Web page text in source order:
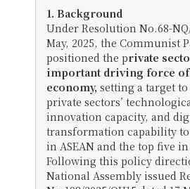
1. Background
Under Resolution No.68-
May, 2025, the Communist
positioned the private
important driving force of
economy, setting a target
private sectors’
innovation capacity, and
transformation capability
in ASEAN and the top five in
Following this policy
National Assembly issued